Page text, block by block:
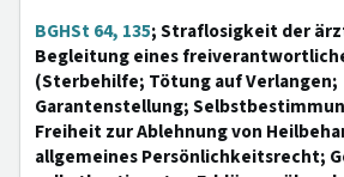
BGHSt 64, 135; Straflosigkeit der
Begleitung eines
(Sterbehilfe; Tötung auf Verlangen;
Garantenstellung;
Freiheit zur Ablehnung von
allgemeines Persönlichkeitsrecht;